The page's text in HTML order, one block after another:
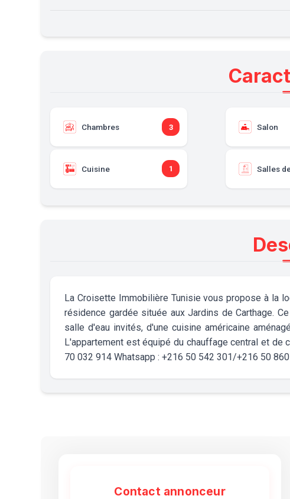
Chambres 3
Cuisine 1
Salon
Salles
La Croisette Immobilière Tunisie vous propose à la
résidence gardée située aux Jardins de Carthage.
salle d'eau invités, d'une cuisine américaine
L'appartement est équipé du chauffage central et
70 032 914 Whatsapp : +216 50 542 301/+216 50
Contact annonceur